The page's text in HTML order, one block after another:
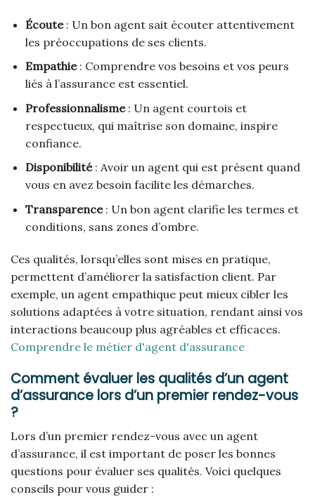
Écoute: Un bon agent sait écouter attentivement
les préoccupations de ses clients.
Empathie: Comprendre vos besoins et vos peurs
liés à l’assurance est essentiel.
Professionnalisme: Un agent courtois et
respectueux, qui maîtrise son domaine, inspire
confiance.
Disponibilité: Avoir un agent qui est présent quand
vous en avez besoin facilite les démarches.
Transparence: Un bon agent clarifie les termes et
conditions, sans zones d’ombre.
Ces qualités, lorsqu’elles sont mises en pratique,
permettent d’améliorer la satisfaction client. Par
exemple, un agent empathique peut mieux cibler les
solutions adaptées à votre situation, rendant ainsi vos
interactions beaucoup plus agréables et efficaces.
Comprendre le métier d'agent d'assurance
Comment évaluer les qualités d’un agent
d’assurance lors d’un premier rendez-vous
?
Lors d’un premier rendez-vous avec un agent
d’assurance, il est important de poser les bonnes
questions pour évaluer ses qualités. Voici quelques
conseils pour vous guider :